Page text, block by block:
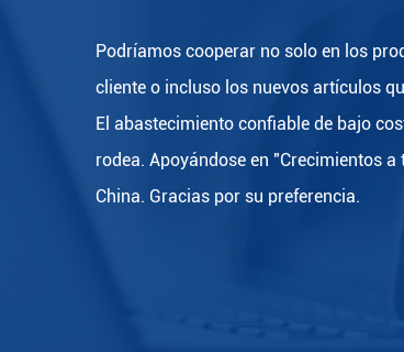
Podríamos cooperar no solo en los
cliente o incluso los nuevos artículos
El abastecimiento confiable de bajo
rodea. Apoyándose en "Crecimientos
China. Gracias por su preferencia.